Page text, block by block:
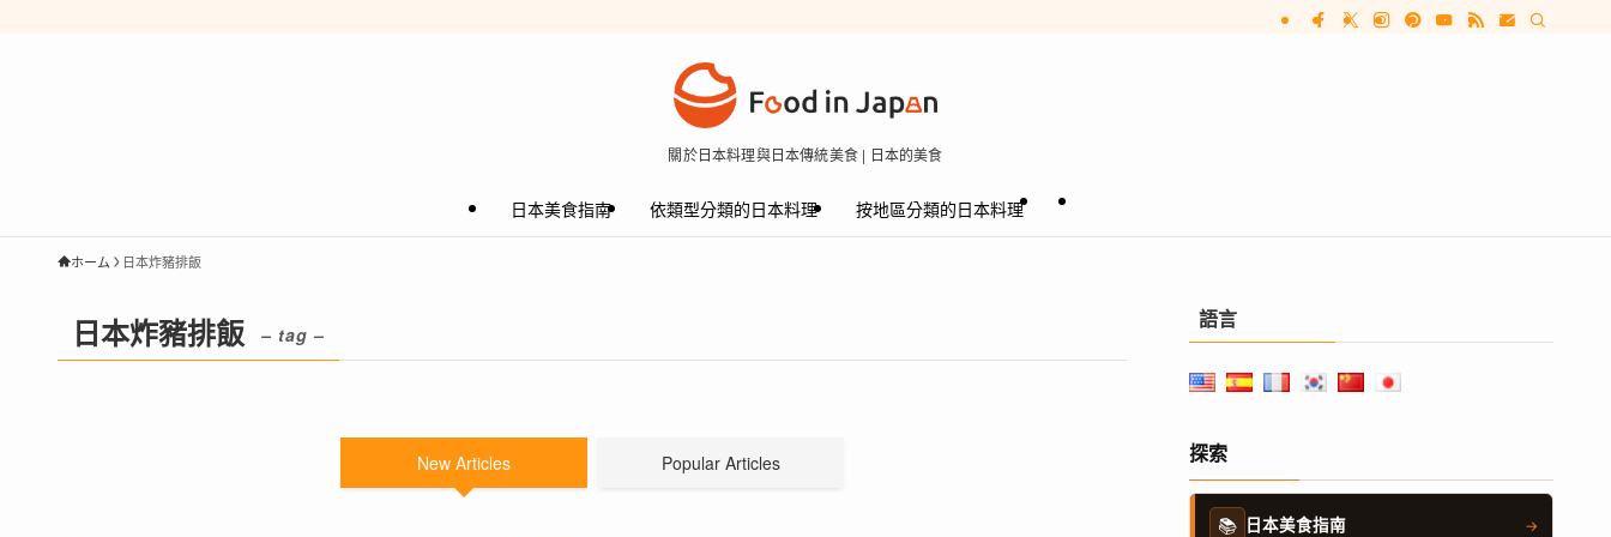
關於日本料理與日本傳統美食 | 日本的美食
日本美食指南 依類型分類的日本料理 按地區分類的日本料理
ホーム 日本炸豬排飯
日本炸豬排飯 – tag –
New Articles Popular Articles
語言
探索
📚 日本美食指南 →